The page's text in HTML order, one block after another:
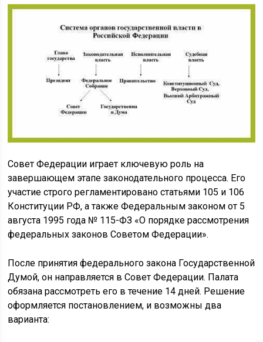
Совет Федерации играет ключевую роль на
завершающем этапе законодательного процесса. Его
участие строго регламентировано статьями 105 и 106
Конституции РФ, а также Федеральным законом от 5
августа 1995 года № 115-ФЗ «О порядке рассмотрения
федеральных законов Советом Федерации».
После принятия федерального закона Государственной
Думой, он направляется в Совет Федерации. Палата
обязана рассмотреть его в течение 14 дней. Решение
оформляется постановлением, и возможны два
варианта: